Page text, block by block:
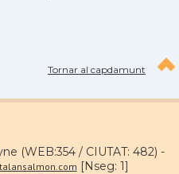
Tornar al capdamunt
(WEB:354 / CIUTAT: 482) -
[Nseg: 1]